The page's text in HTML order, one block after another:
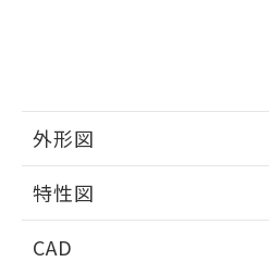
外形図
外形図
特性図
CAD
物質の対応では、対応完
荷製品に未対応品が混在
欄に対応日を記載してお
既に当社にて対応品へ
していることから、特段